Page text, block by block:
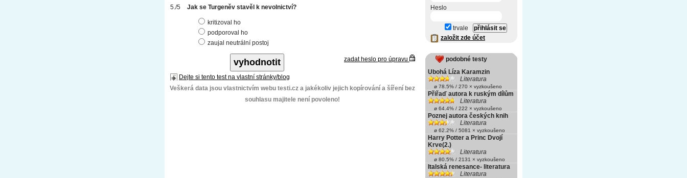
Jak se Turgeněv stavěl k nevolnictví?
kritizoval ho
podporoval ho
zaujal neutrální postoj
zadat heslo pro úpravu
Dejte si tento test na vlastní stránky/blog
Veškerá data jsou vlastnictvím webu testi.cz a jakékoliv jejich kopírování a šíření bez
souhlasu majitele není povoleno!
Heslo
trvale
založit zde účet
podobné testy
Ubohá Líza Karamzin
Literatura
ø 78.5% / 270 × vyzkoušeno
Přiřaď autora k ruským dílům
Literatura
ø 64.4% / 222 × vyzkoušeno
Poznej autora českých knih
Literatura
ø 62.2% / 5081 × vyzkoušeno
Harry Potter a Princ Dvojí
Krve(2.)
Literatura
ø 80.5% / 2131 × vyzkoušeno
Italská renesance- literatura
Literatura